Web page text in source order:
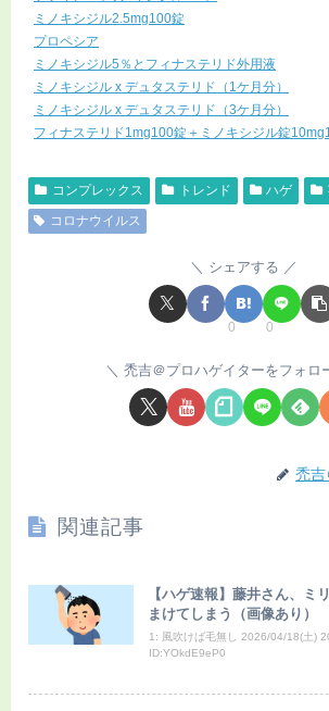
ミノキシジル2.5mg100錠
プロペシア
ミノキシジル5％とフィナステリド外用液
ミノキシジル x デュタステリド（1ケ月分）
ミノキシジル x デュタステリド（3ケ月分）
フィナステリド1mg100錠＋ミノキシジル錠
コンプレックス トレンド ハゲ
コロナウイルス
シェアする
0 0
禿吉＠プロハゲイターをフォロ
禿吉
関連記事
【ハゲ速報】藤井さん、ミ
まけてしまう（画像あり）
1: 風吹けば毛無し 2026/04/18(土)
ID:YOkdE9eP0